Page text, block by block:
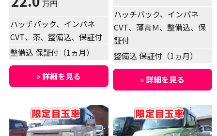
万円
ハッチバック、インパネ
CVT、茶、整備込、保証付
整備込 保証付（1ヵ月）
» 詳細を見る
ハッチバック、インパネ
CVT、薄青Ｍ、整備込、保
証付
整備込 保証付（1ヵ月）
» 詳細を見る